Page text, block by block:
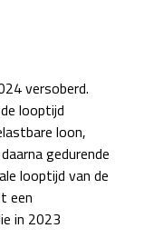
versoberd.
looptijd
loon,
gedurende
looptijd van de
een
in 2023